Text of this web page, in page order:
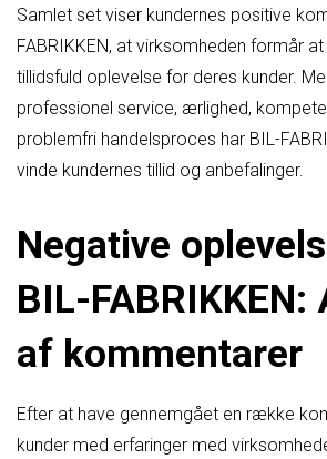
Samlet set viser kundernes positive
FABRIKKEN, at virksomheden formår
tillidsfuld oplevelse for deres kunder.
professionel service, ærlighed,
problemfri handelsproces har BIL-
vinde kundernes tillid og anbefalinger.
Negative
BIL-FABRIKKEN:
af kommentarer
Efter at have gennemgået en række
kunder med erfaringer med